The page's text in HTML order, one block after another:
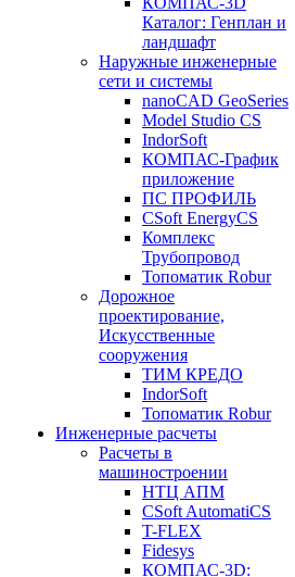
Каталог: Генплан и
ландшафт
Наружные инженерные
сети и системы
nanoCAD GeoSeries
Model Studio CS
IndorSoft
КОМПАС-График
приложение
ПС ПРОФИЛЬ
CSoft EnergyCS
Комплекс
Трубопровод
Топоматик Robur
Дорожное
проектирование,
Искусственные
сооружения
ТИМ КРЕДО
IndorSoft
Топоматик Robur
Инженерные расчеты
Расчеты в
машиностроении
НТЦ АПМ
CSoft AutomatiCS
T-FLEX
Fidesys
КОМПАС-3D: